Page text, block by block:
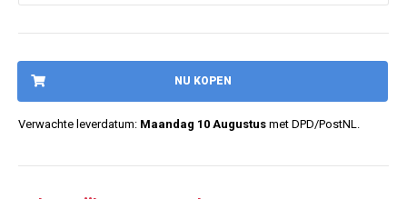
NU KOPEN
Verwachte leverdatum: Maandag 10 Augustus met DPD/PostNL.